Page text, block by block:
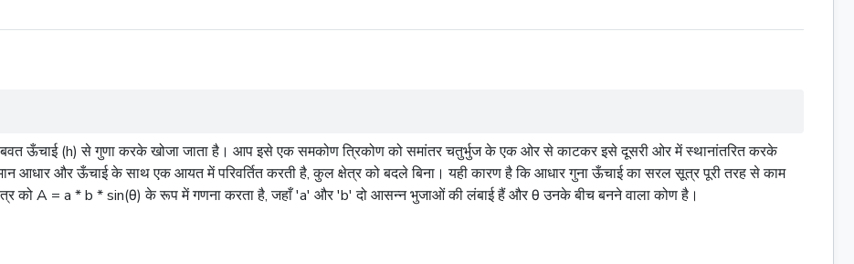
ऊँचाई (h) से गुणा करके खोजा जाता है। आप इसे एक समकोणत्रिकोणको समांतर चतुर्भुज के एक ओर से काटकर इसे दूसरी ओर में स्थानांतरित करके
आधार और ऊँचाई के साथ एकआयतमें परिवर्तित करती है, कुल क्षेत्र को बदले बिना। यही कारण है कि आधार गुना ऊँचाई का सरल सूत्र पूरी तरह से काम
को A = a * b * sin(θ) के रूप में गणना करता है, जहाँ 'a' और 'b' दो आसन्न भुजाओं की लंबाई हैं और θ उनके बीच बनने वाला कोण है।